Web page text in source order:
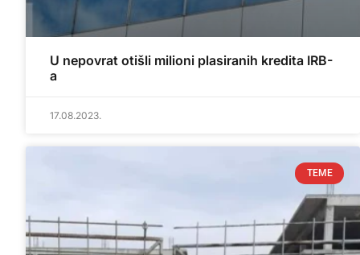
U nepovrat otišli milioni plasiranih kredita IRB-
a
17.08.2023.
TEME